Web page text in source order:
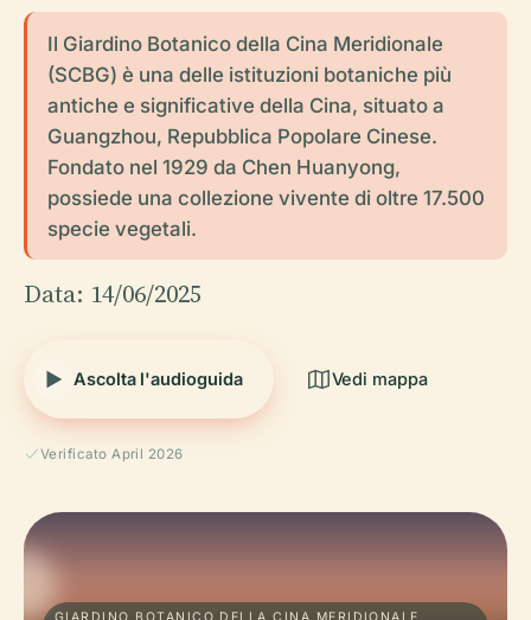
Il Giardino Botanico della Cina Meridionale
(SCBG) è una delle istituzioni botaniche più
antiche e significative della Cina, situato a
Guangzhou, Repubblica Popolare Cinese.
Fondato nel 1929 da Chen Huanyong,
possiede una collezione vivente di oltre 17.500
specie vegetali.
Data: 14/06/2025
Ascolta l'audioguida Vedi mappa
Verificato April 2026
GIARDINO BOTANICO DELLA CINA MERIDIONALE,